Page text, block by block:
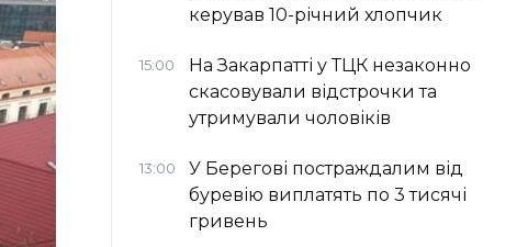
керував 10-річний хлопчик
15:00
На Закарпатті у ТЦК незаконно
скасовували відстрочки та
утримували чоловіків
13:00
У Берегові постраждалим від
буревію виплатять по 3 тисячі
гривень